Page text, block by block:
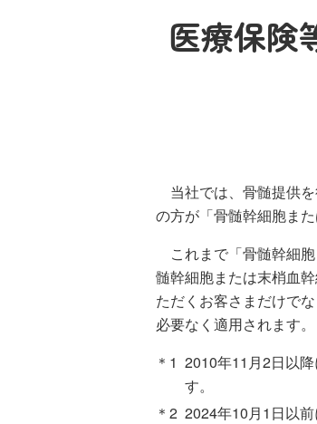
メニューを閉じる
メニューを閉じる
メニューを閉じる
メニューを閉じる
ひまわり生命について
医療保険
当社では、骨髄提供
の方が「骨髄幹細胞ま
これまで「骨髄幹細
髄幹細胞または末梢血
ただくお客さまだけで
必要なく適用されます。
2010年11月2日以
す。
2024年10月1日以